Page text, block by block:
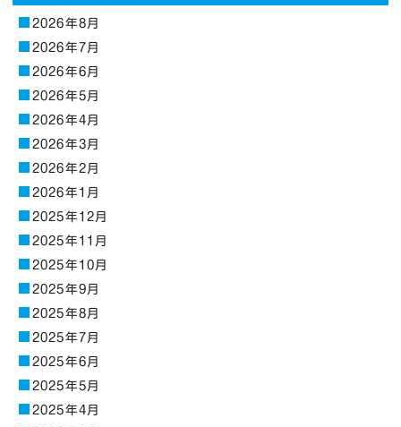
2026年8月
2026年7月
2026年6月
2026年5月
2026年4月
2026年3月
2026年2月
2026年1月
2025年12月
2025年11月
2025年10月
2025年9月
2025年8月
2025年7月
2025年6月
2025年5月
2025年4月